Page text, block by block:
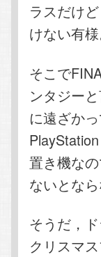
ラスだけ
けない有様
そこで
ンタジー
に遠ざか
置き機な
ないとな
そうだ，
クリスマ